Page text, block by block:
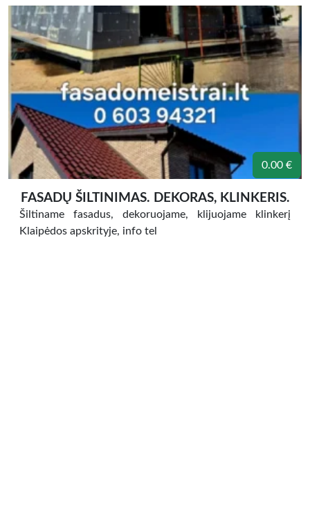
0.00 €
FASADŲ ŠILTINIMAS. DEKORAS, KLINKERIS.
Šiltiname fasadus, dekoruojame, klijuojame klinkerį
Klaipėdos apskrityje, info tel